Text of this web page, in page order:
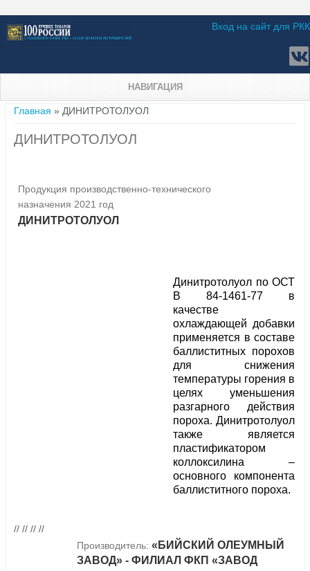
Вход на сайт для РКК
НАВИГАЦИЯ
Вы здесь
Главная » ДИНИТРОТОЛУОЛ
ДИНИТРОТОЛУОЛ
Продукция производственно-технического
назначения 2021 год
ДИНИТРОТОЛУОЛ
Динитротолуол по ОСТ
В 84-1461-77 в
качестве
охлаждающей добавки
применяется в составе
баллиститных порохов
для снижения
температуры горения в
целях уменьшения
разгарного действия
пороха. Динитротолуол
также является
пластификатором
коллоксилина –
основного компонента
баллиститного пороха.
// // // //
Производитель: «БИЙСКИЙ ОЛЕУМНЫЙ
ЗАВОД» - ФИЛИАЛ ФКП «ЗАВОД